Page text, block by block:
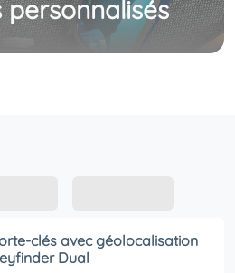
clés avec géolocalisation
Dual